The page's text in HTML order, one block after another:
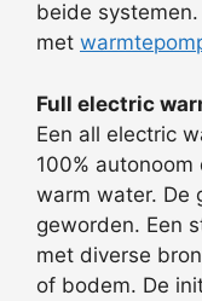
beide
met
Full electric
Een all electric
100%
warm water. De
geworden. Een
met diverse
of bodem. De